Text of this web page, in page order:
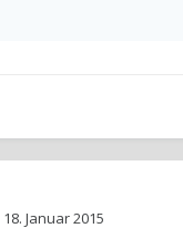
18. Januar 2015